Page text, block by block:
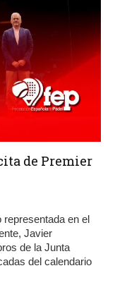
de Premier
representada en el
Javier
de la Junta
del calendario